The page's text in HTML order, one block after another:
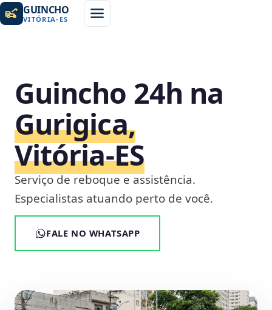
GUINCHO
VITÓRIA- ES
Guincho 24h na
Gurigica,
Vitória‑ES
Serviço de reboque e assistência.
Especialistas atuando perto de você.
FALE NO WHATSAPP